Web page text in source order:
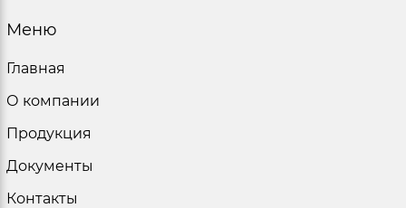
Меню
Главная
О компании
Продукция
Документы
Контакты